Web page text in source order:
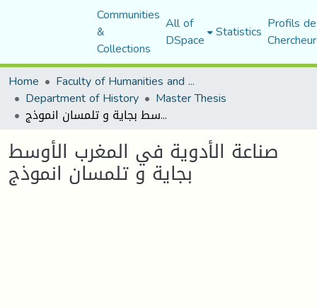
Communities
&
Collections
All of
DSpace Statistics Profils
Home
Faculty of Humanities and Social Sciences
Department of History Master Thesis
صناعة الأدوية في المغرب الأوسط بجاية و تلمسان انموذج
صناعة الأدوية في المغرب الأوسط
بجاية و تلمسان انموذج